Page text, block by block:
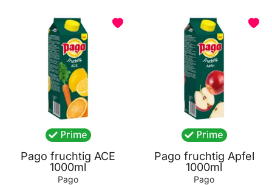
Pago fruchtig ACE
1000ml
Pago
Pago fruchtig Apfel
1000ml
Pago